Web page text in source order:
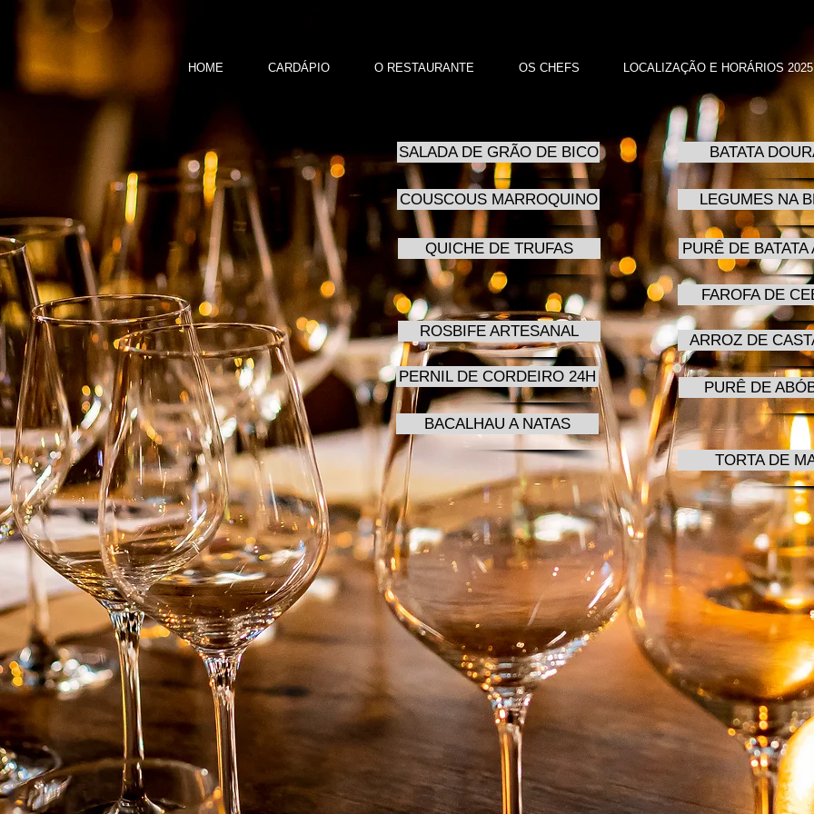
HOME CARDÁPIO O RESTAURANTE OS CHEFS LOCALIZAÇÃO E HORÁRIOS 2025
SALADA DE GRÃO DE BICO
COUSCOUS MARROQUINO
QUICHE DE TRUFAS
BATATA
LEGUMES NA
PURÊ DE BATATA
FAROFA DE
ROSBIFE ARTESANAL
PERNIL DE CORDEIRO 24H
ARROZ DE
PURÊ DE
BACALHAU A NATAS
TORTA DE